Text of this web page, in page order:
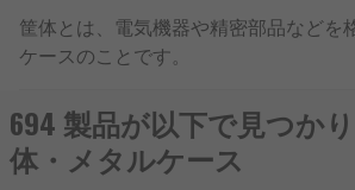
筐体とは、電気機器や精密部品などを
ケースのことです。
種類
筐体には使用目的・環境に応じて様々
694 製品が以下で見つか
体・メタルケース